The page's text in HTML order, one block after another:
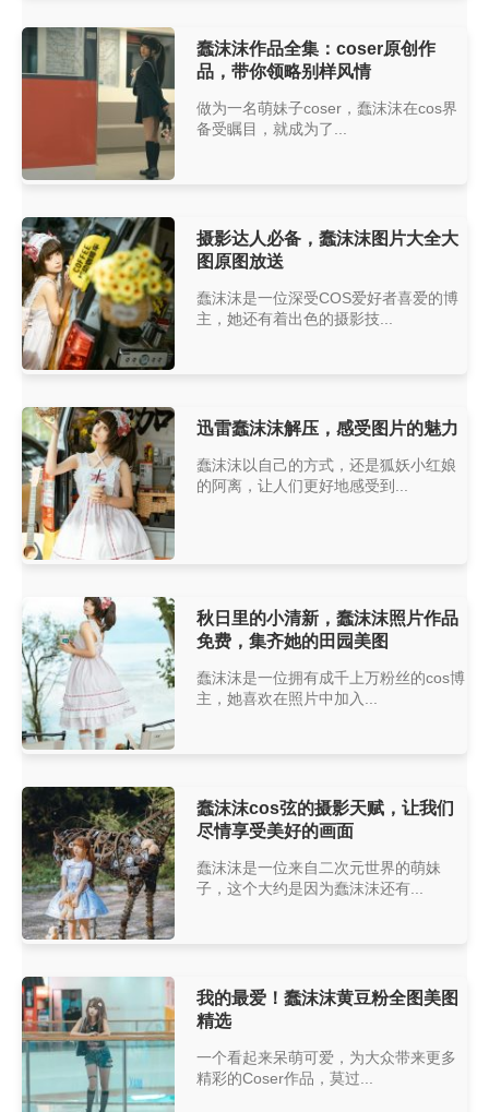
蠢沫沫作品全集：coser原创作
品，带你领略别样风情
做为一名萌妹子coser，蠢沫沫在cos界
备受瞩目，就成为了...
摄影达人必备，蠢沫沫图片大全大
图原图放送
蠢沫沫是一位深受COS爱好者喜爱的博
主，她还有着出色的摄影技...
迅雷蠢沫沫解压，感受图片的魅力
蠢沫沫以自己的方式，还是狐妖小红娘
的阿离，让人们更好地感受到...
秋日里的小清新，蠢沫沫照片作品
免费，集齐她的田园美图
蠢沫沫是一位拥有成千上万粉丝的cos博
主，她喜欢在照片中加入...
蠢沫沫cos弦的摄影天赋，让我们
尽情享受美好的画面
蠢沫沫是一位来自二次元世界的萌妹
子，这个大约是因为蠢沫沫还有...
我的最爱！蠢沫沫黄豆粉全图美图
精选
一个看起来呆萌可爱，为大众带来更多
精彩的Coser作品，莫过...